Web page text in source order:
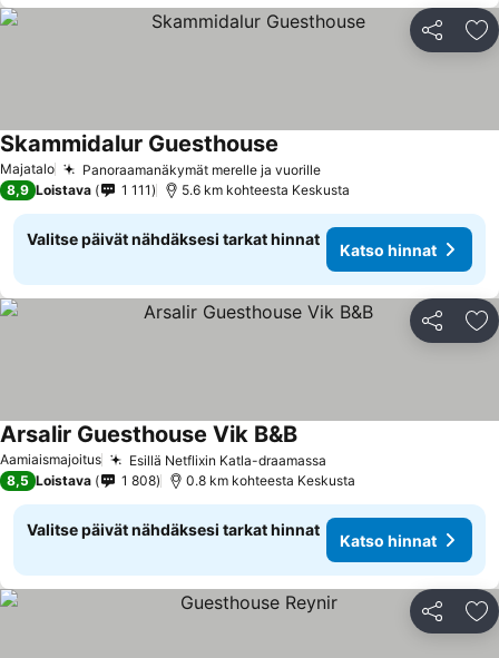
Jaa
Majatalo Panoraamanäkymät merelle ja vuorilleKatso hinnat
Skammidalur Guesthouse
8,9 Loistava 1 111 5.6 km kohteesta Keskusta
Valitse päivät nähdäksesi tarkat hinnat
Katso hinnat
Jaa
Aamiaismajoitus Esillä Netflixin Katla-draamassa
Arsalir Guesthouse Vik B&BKatso hinnat
8,5 Loistava 1 808 0.8 km kohteesta Keskusta
Valitse päivät nähdäksesi tarkat hinnat
Katso hinnat
Jaa